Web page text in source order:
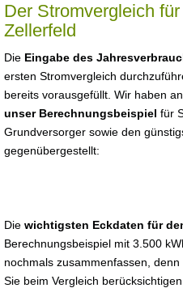
Der Stromvergleich
Zellerfeld
Die Eingabe des
ersten Stromvergleich
bereits vorausgefüllt. Wir haben
unser Berechnungsbeispiel für
Grundversorger sowie den
gegenübergestellt:
Die wichtigsten Eckdaten für
Berechnungsbeispiel mit 3.500
nochmals zusammenfassen,
Sie beim Vergleich